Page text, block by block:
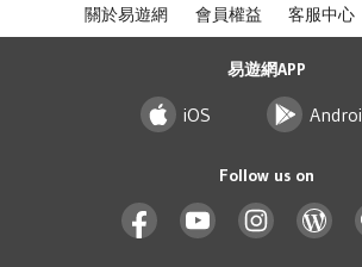
關於易遊網 會員權益 客服中心
易遊網APP
iOS
Follow us on